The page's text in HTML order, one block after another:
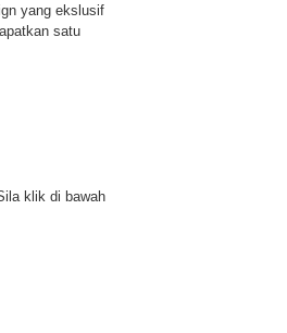
yang ekslusif
satu
klik di bawah